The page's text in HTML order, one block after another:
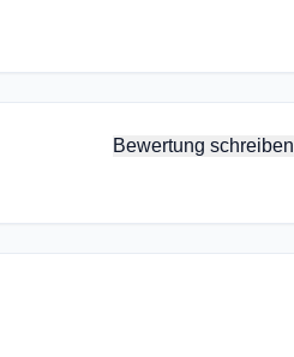
Bewertung schreiben